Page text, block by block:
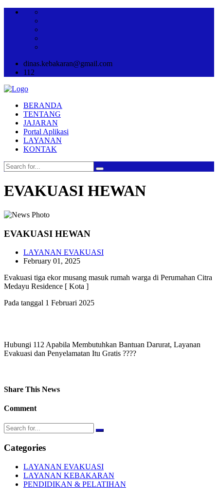
dinas.kebakaran@gmail.com
112
BERANDA
TENTANG
JAJARAN
Portal Aplikasi
LAYANAN
KONTAK
EVAKUASI HEWAN
EVAKUASI HEWAN
LAYANAN EVAKUASI
February 01, 2025
Evakuasi tiga ekor musang masuk rumah warga di Perumahan Citra
Medayu Residence [ Kota ]
Pada tanggal 1 Februari 2025
Hubungi 112 Apabila Membutuhkan Bantuan Darurat, Layanan
Evakuasi dan Penyelamatan Itu Gratis ????
Share This News
Comment
Categories
LAYANAN EVAKUASI
LAYANAN KEBAKARAN
PENDIDIKAN & PELATIHAN